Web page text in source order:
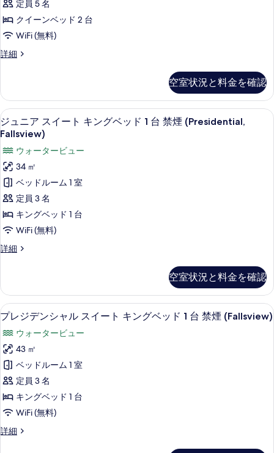
表
示
す
る
の
写
真
を
す
る
ド
1
台
禁
す
べ
て
の
写
真
を
表
示
す
グ
ベ
ッ
ド
1
の
詳
細
ー
ド
ー
ク
イ
ー
ン
ベ
ッ
ド
2
台
禁
煙
べ
て
の
写
真
を
表
示
す
定員 5 名
クイーンベッド 2 台
WiFi (無料)
詳細
ス
ー
ド
ル
ー
ク
イ
ー
ン
ベ
ド
2
禁
細
空室状況と料金を確認
ジ
ュ
ニ
ア
ス
イ
ー
ト
キ
ベ
ッ
ド
1
台
禁
煙
(Presidential,
Fallsview)
の
ジュニア スイート キングベッド 1
6
ジュニア スイート キングベッド 1 台 禁煙 (Presidential,
Fallsview)
ウォータービュー
34 ㎡
ベッドルーム 1 室
定員 3 名
キングベッド 1 台
WiFi (無料)
詳細
ジ
ス
イ
ー
キ
ン
グ
ベ
ッ
ド
台
禁
煙
空室状況と料金を確認
プ
ジ
デ
ン
シ
ャ
ス
プレジデンシャル スイート キング
6
プレジデンシャル スイート キングベッド 1 台 禁煙 (Fallsview)
ウォータービュー
43 ㎡
ベッドルーム 1 室
定員 3 名
キングベッド 1 台
WiFi (無料)
詳細
プ